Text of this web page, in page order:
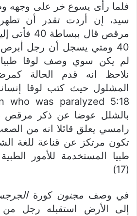
فلما رأى يسوع خر على وجهه
لم يكن سوي وصف لوقا
نلاحظ انه قدم الحالة
المشلول حيث كتب لوقا
رامسي يعلق قائلا انه من
تكون مرتكز عن قناعة للغة
طبيا المستخدمة للأمور
(17)
في وصف مجنون كورة
إلى الأرض استقبله رجل من